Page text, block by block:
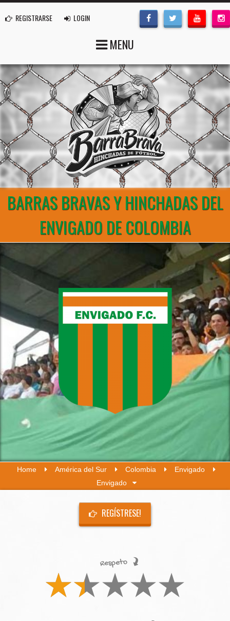
REGISTRARSE LOGIN
MENU
BARRAS BRAVAS Y HINCHADAS DEL
ENVIGADO DE COLOMBIA
Home América del Sur Colombia
Envigado
Envigado
REGÍSTRESE!
Respeto